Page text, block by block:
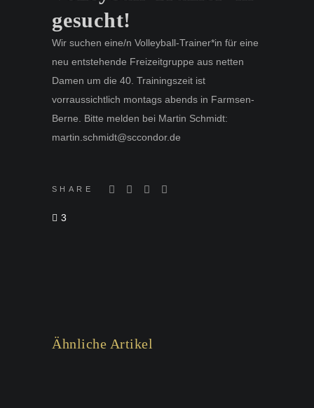
gesucht!
Wir suchen eine/n Volleyball-Trainer*in für eine
neu entstehende Freizeitgruppe aus netten
Damen um die 40. Trainingszeit ist
vorraussichtlich montags abends in Farmsen-
Berne. Bitte melden bei Martin Schmidt:
martin.schmidt@sccondor.de
SHARE
3
Ähnliche Artikel